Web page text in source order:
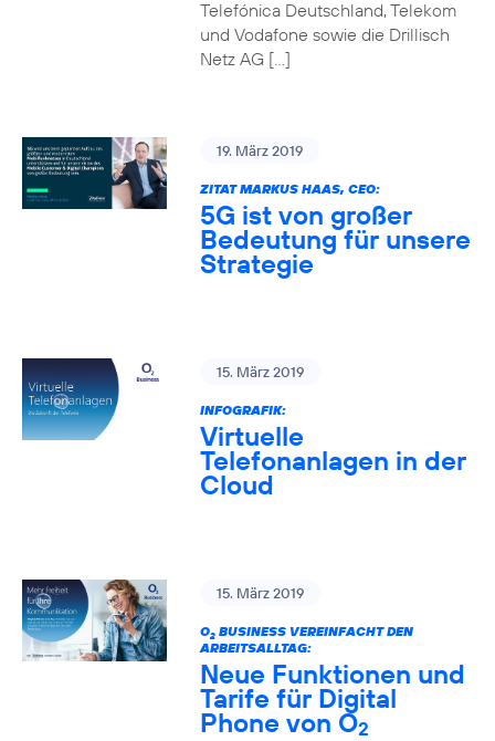
Telefónica Deutschland, Telekom
und Vodafone sowie die Drillisch
Netz AG […]
19. März 2019
ZITAT MARKUS HAAS, CEO:
5G ist von großer
Bedeutung für unsere
Strategie
15. März 2019
INFOGRAFIK:
Virtuelle
Telefonanlagen in der
Cloud
15. März 2019
O2BUSINESS VEREINFACHT DEN
ARBEITSALLTAG:
Neue Funktionen und
Tarife für Digital
Phone von O2